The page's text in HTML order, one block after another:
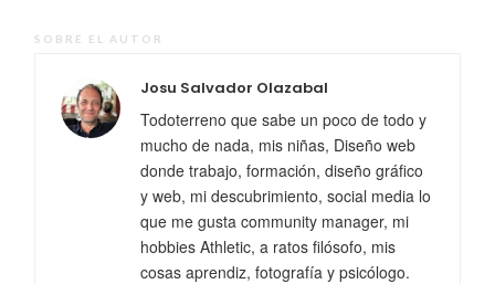
SOBRE EL AUTOR
Josu Salvador Olazabal
Todoterreno que sabe un poco de todo y
mucho de nada, mis niñas, Diseño web
donde trabajo, formación, diseño gráfico
y web, mi descubrimiento, social media lo
que me gusta community manager, mi
hobbies Athletic, a ratos filósofo, mis
cosas aprendiz, fotografía y psicólogo.